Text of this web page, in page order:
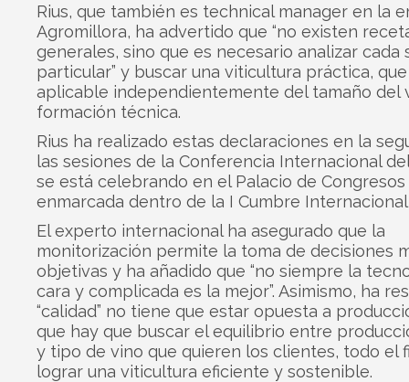
Rius, que también es technical manager en la
Agromillora, ha advertido que “no existen
generales, sino que es necesario analizar cada
particular” y buscar una viticultura práctica,
aplicable independientemente del tamaño del
formación técnica.
Rius ha realizado estas declaraciones en la
las sesiones de la Conferencia Internacional
se está celebrando en el Palacio de Congresos
enmarcada dentro de la I Cumbre Internacional
El experto internacional ha asegurado que la
monitorización permite la toma de decisiones
objetivas y ha añadido que “no siempre la
cara y complicada es la mejor”. Asimismo, ha
“calidad” no tiene que estar opuesta a
que hay que buscar el equilibrio entre
y tipo de vino que quieren los clientes, todo el
lograr una viticultura eficiente y sostenible.